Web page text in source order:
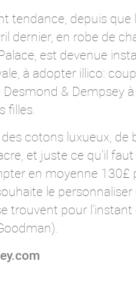
tendance, depuis
dernier, en robe de
est devenue
à adopter illico:
& Dempsey
filles.
cotons luxueux,
et juste ce qu’il
en moyenne
le
trouvent pour